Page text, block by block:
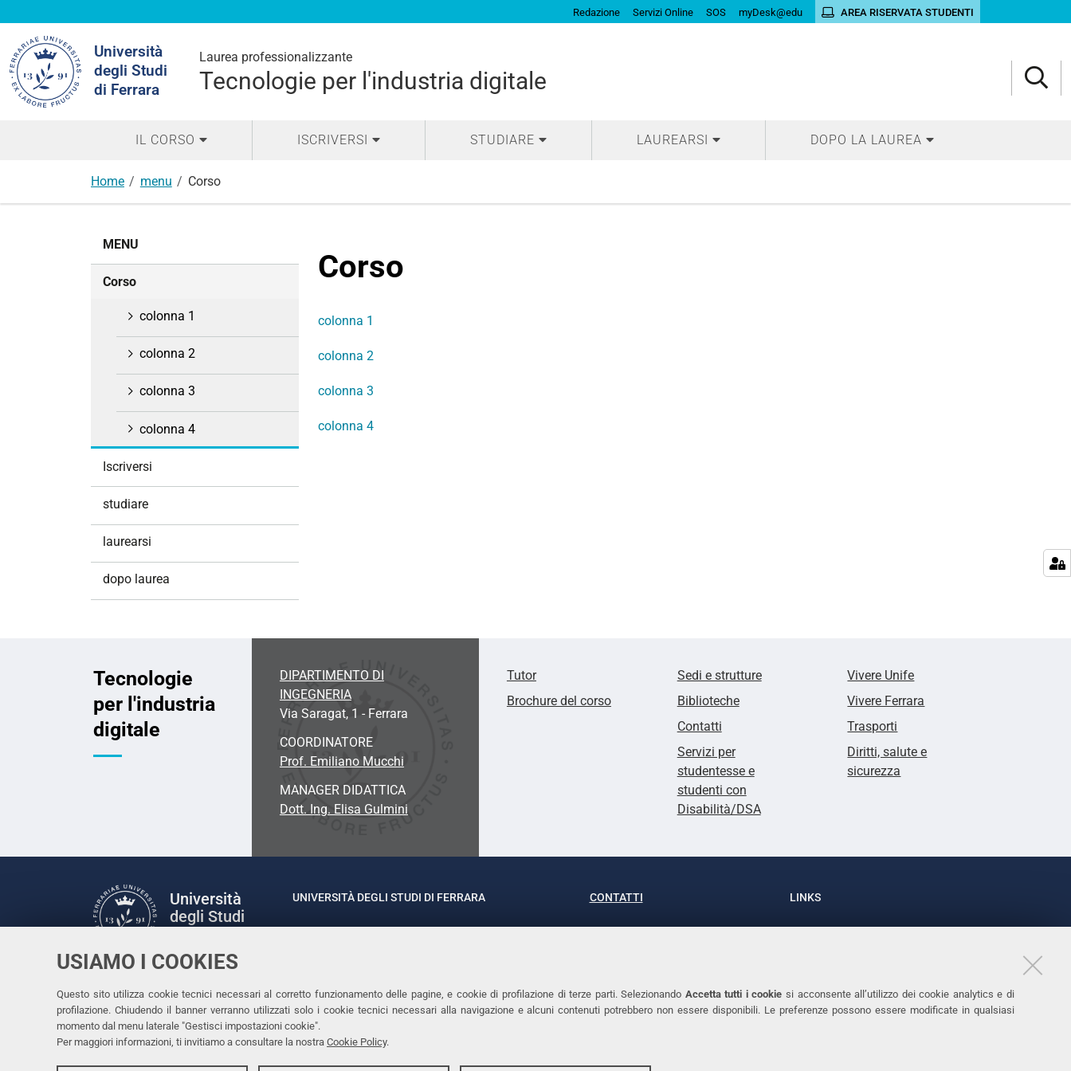
USIAMO I COOKIES
Questo sito utilizza cookie tecnici necessari al corretto funzionamento delle pagine, e cookie di profilazione di terze parti. Selezionando Accetta tutti i cookie si acconsente all’utilizzo dei cookie analytics e di
profilazione. Chiudendo il banner verranno utilizzati solo i cookie tecnici necessari alla navigazione e alcuni contenuti potrebbero non essere disponibili. Le preferenze possono essere modificate in qualsiasi
momento dal menu laterale "Gestisci impostazioni cookie".
Per maggiori informazioni, ti invitiamo a consultare la nostra Cookie Policy.
Redazione Servizi Online SOS myDesk@edu AREA RISERVATA STUDENTI
Università
degli Studi
di Ferrara
Laurea professionalizzante
Tecnologie per l'industria digitale
nel
sito
IL CORSO ISCRIVERSI STUDIARE LAUREARSI DOPO LA LAUREA
Home menu Corso
Corso
colonna 1
colonna 2
colonna 3
colonna 4
MENU
Corso
colonna 1
colonna 2
colonna 3
colonna 4
Iscriversi
studiare
laurearsi
dopo laurea
Tecnologie
per l'industria
digitale
DIPARTIMENTO DI
INGEGNERIA
Via Saragat, 1 - Ferrara
COORDINATORE
Prof. Emiliano Mucchi
MANAGER DIDATTICA
Dott. Ing. Elisa Gulmini
Tutor
Brochure del corso
Sedi e strutture
Biblioteche
Contatti
Servizi per
studentesse e
studenti con
Disabilità/DSA
Vivere Unife
Vivere Ferrara
Trasporti
Diritti, salute e
sicurezza
Università
degli Studi
Facebook
LinkedinInstagram
Youtube
UNIVERSITÀ DEGLI STUDI DI FERRARA
Rettrice: Prof.ssa Laura Ramaciotti
CONTATTI
Tel. +39 0532 293111
LINKS
Accessibilità
Cookies